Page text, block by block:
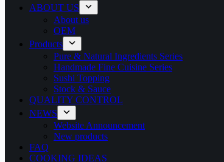
ABOUT US
About us
OEM
Products
Pure & Natural Ingredients Series
Handmade Fine Cuisine Series
Sushi Topping
Stock & Sauce
QUALITY CONTROL
NEWS
Website Announcement
New products
FAQ
COOKING IDEAS